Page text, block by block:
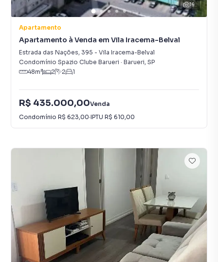
16
Apartamento
Apartamento à Venda em Vila Iracema-Belval
Estrada das Nações, 395 - Vila Iracema-Belval
Condomínio Spazio Clube Barueri · Barueri, SP
48m² 2 2 1
R$ 435.000,00Venda
Condomínio R$ 623,00·IPTU R$ 610,00